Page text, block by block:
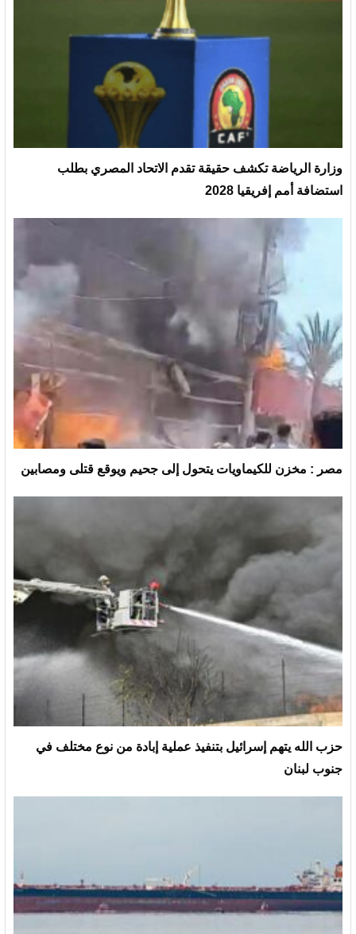
وزارة الرياضة تكشف حقيقة تقدم الاتحاد المصري بطلب
استضافة أمم إفريقيا 2028
مصر : مخزن للكيماويات يتحول إلى جحيم ويوقع قتلى ومصابين
حزب الله يتهم إسرائيل بتنفيذ عملية إبادة من نوع مختلف في
جنوب لبنان